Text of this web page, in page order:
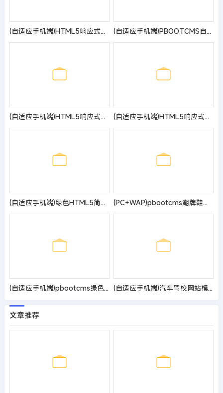
(自适应手机端)HTML5响应式英文外贸企业产品展示pbootcms网站模板 LED灯具外贸通用网站源码 (自适应手机端)PBOOTCMS自媒体运营培训教程类网站模板 html5个人博客网站源码
(自适应手机端)HTML5响应式APP应用软件下载pbootcms网站模板 手机应用教程网站源码 (自适应手机端)HTML5响应式品牌创新设计类网站pbootcms模板 营销策划公司网站源码
(自适应手机端)绿色HTML5简约时尚滤石过滤材料类pbootcms企业模板 滤料石材网站源码 (PC+WAP)pbootcms潮牌鞋球类新闻资讯网站模板 新闻资讯门户网站源码
(自适应手机端)pbootcms绿色园林建筑艺术网站模板 花卉园艺网站源码 (自适应手机端)汽车驾校网站模板 驾照培训网站源码
文章推荐